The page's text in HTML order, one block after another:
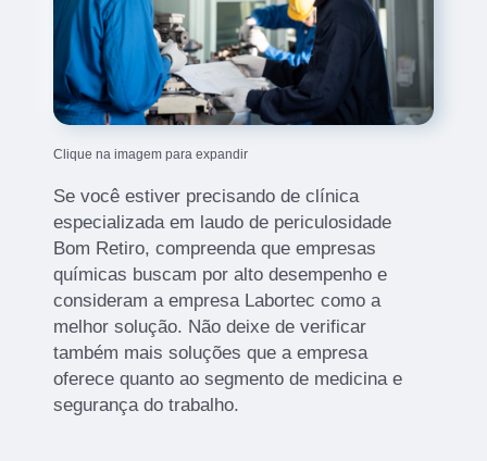
Clique na imagem para expandir
Se você estiver precisando de clínica
especializada em laudo de periculosidade
Bom Retiro, compreenda que empresas
químicas buscam por alto desempenho e
consideram a empresa Labortec como a
melhor solução. Não deixe de verificar
também mais soluções que a empresa
oferece quanto ao segmento de medicina e
segurança do trabalho.